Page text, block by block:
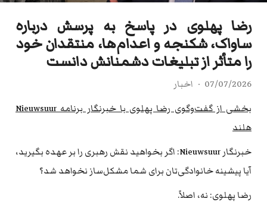
رضا پهلوی در پاسخ به پرسش درباره
ساواک، شکنجه و اعدام‌ها، منتقدان خود
را متأثر از تبلیغات دشمنانش دانست
07/07/2026
اخبار
بخشی از گفت‌وگوی رضا پهلوی با خبرنگار برنامه Nieuwsuur
هلند
خبرنگار Nieuwsuur: اگر بخواهید نقش رهبری را بر عهده بگیرید،
آیا پیشینه خانوادگی‌تان برای شما مشکل‌ساز نخواهد شد؟
رضا پهلوی: نه، اصلاً.